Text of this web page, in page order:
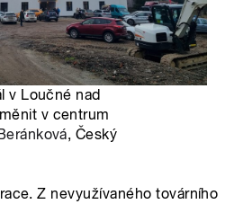
v Loučné nad
v centrum
, Český
Z nevyužívaného továrního